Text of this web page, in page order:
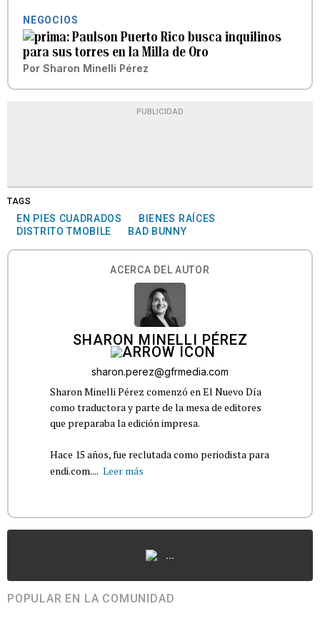
NEGOCIOS
Paulson Puerto Rico busca inquilinos
para sus torres en la Milla de Oro
Por Sharon Minelli Pérez
PUBLICIDAD
TAGS
EN PIES CUADRADOS
BIENES RAÍCES
DISTRITO TMOBILE
BAD BUNNY
ACERCA DEL AUTOR
SHARON MINELLI PÉREZ
sharon.perez@gfrmedia.com
Sharon Minelli Pérez comenzó en El Nuevo Día
como traductora y parte de la mesa de editores
que preparaba la edición impresa.
Hace 15 años, fue reclutada como periodista para
endi.com.... Leer más
...
POPULAR EN LA COMUNIDAD